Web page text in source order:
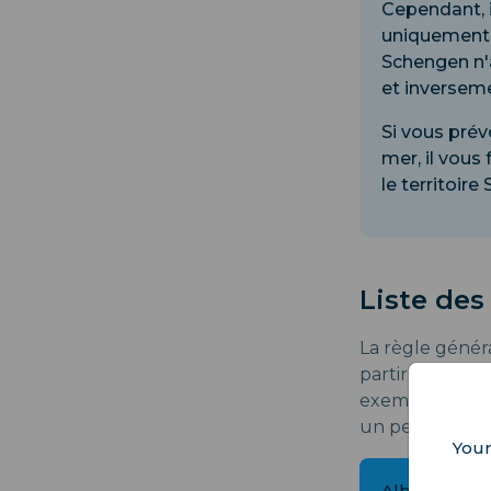
Cependant,
uniquement
Schengen
et
Si vous
mer, il vous
le territoire
Liste
La règle
partir de 2024,
exemptés de
un permis